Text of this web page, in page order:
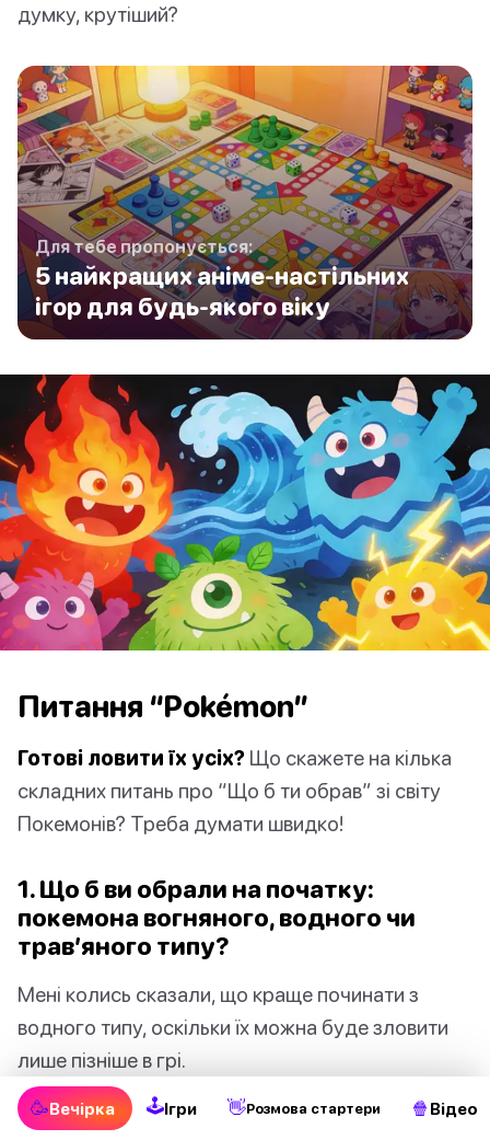
думку, крутіший?
Для тебе пропонується:
5 найкращих аніме-настільних
ігор для будь-якого віку
Питання “Pokémon”
Готові ловити їх усіх? Що скажете на кілька
складних питань про “Що б ти обрав” зі світу
Покемонів? Треба думати швидко!
1. Що б ви обрали на початку:
покемона вогняного, водного чи
трав’яного типу?
Мені колись сказали, що краще починати з
водного типу, оскільки їх можна буде зловити
лише пізніше в грі.
2. Що б ви обрали: покемона
🥳Вечірка 🕹Ігри 👋Pозмова стартери 🍿 Відео